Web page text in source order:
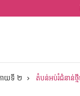
រោយទី ២ តំបន់អប់រំជំនាន់ថ្